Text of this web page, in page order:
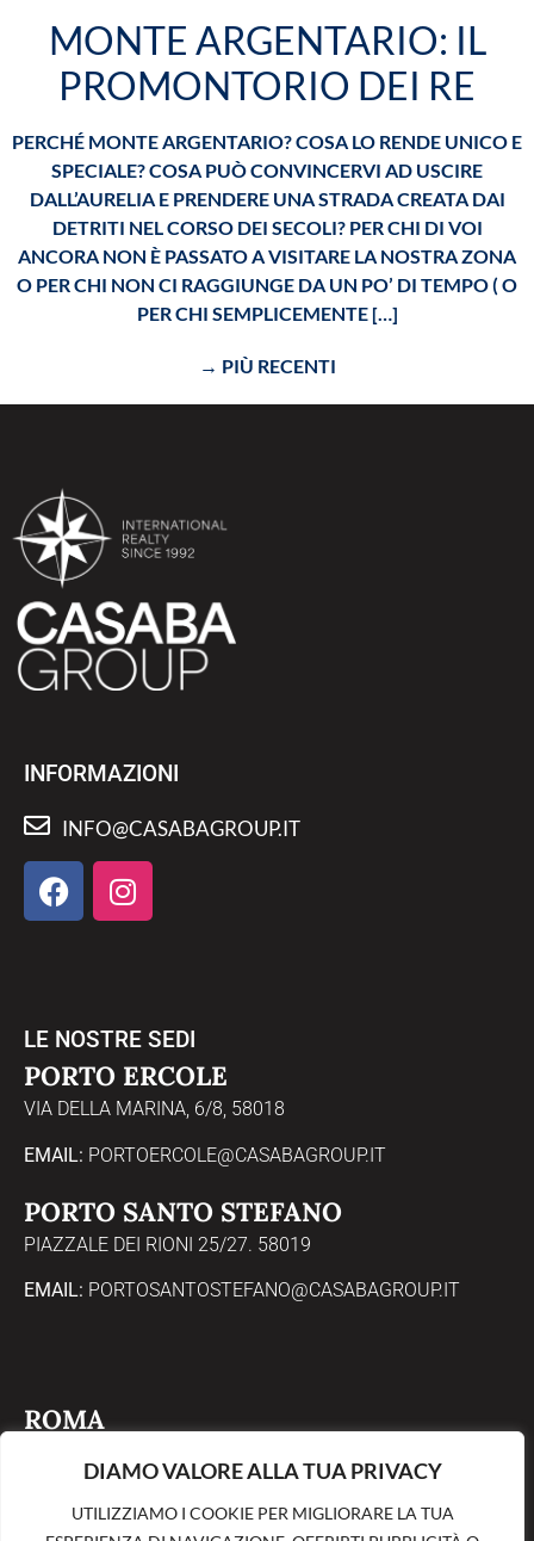
DIAMO VALORE ALLA TUA PRIVACY
UTILIZZIAMO I COOKIE PER MIGLIORARE LA TUA
MONTE ARGENTARIO: IL
PROMONTORIO DEI RE
PERCHÉ MONTE ARGENTARIO? COSA LO RENDE UNICO E
SPECIALE? COSA PUÒ CONVINCERVI AD USCIRE
DALL’AURELIA E PRENDERE UNA STRADA CREATA DAI
DETRITI NEL CORSO DEI SECOLI? PER CHI DI VOI
ANCORA NON È PASSATO A VISITARE LA NOSTRA ZONA
O PER CHI NON CI RAGGIUNGE DA UN PO’ DI TEMPO ( O
PER CHI SEMPLICEMENTE […]
→ PIÙ RECENTI
INFORMAZIONI
INFO@CASABAGROUP.IT
LE NOSTRE SEDI
PORTO ERCOLE
VIA DELLA MARINA, 6/8, 58018
EMAIL: PORTOERCOLE@CASABAGROUP.IT
PORTO SANTO STEFANO
PIAZZALE DEI RIONI 25/27. 58019
EMAIL: PORTOSANTOSTEFANO@CASABAGROUP.IT
ROMA